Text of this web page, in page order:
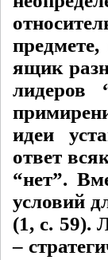
ящик
лидеров
идеи
ответ
“нет”.
условий
(1, с. 59).
–